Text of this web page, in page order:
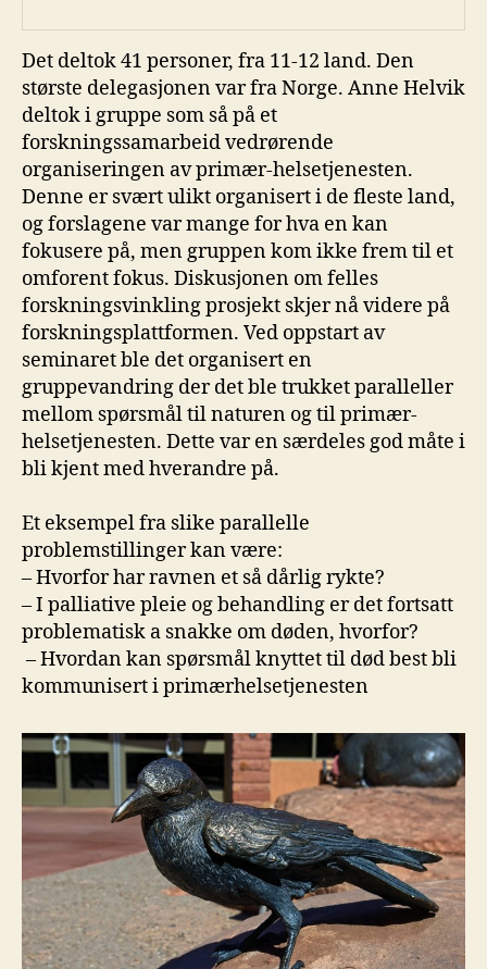
Det deltok 41 personer, fra 11-12 land. Den
største delegasjonen var fra Norge. Anne Helvik
deltok i gruppe som så på et
forskningssamarbeid vedrørende
organiseringen av primær-helsetjenesten.
Denne er svært ulikt organisert i de fleste land,
og forslagene var mange for hva en kan
fokusere på, men gruppen kom ikke frem til et
omforent fokus. Diskusjonen om felles
forskningsvinkling prosjekt skjer nå videre på
forskningsplattformen. Ved oppstart av
seminaret ble det organisert en
gruppevandring der det ble trukket paralleller
mellom spørsmål til naturen og til primær-
helsetjenesten. Dette var en særdeles god måte i
bli kjent med hverandre på.
Et eksempel fra slike parallelle
problemstillinger kan være:
– Hvorfor har ravnen et så dårlig rykte?
– I palliative pleie og behandling er det fortsatt
problematisk a snakke om døden, hvorfor?
– Hvordan kan spørsmål knyttet til død best bli
kommunisert i primærhelsetjenesten